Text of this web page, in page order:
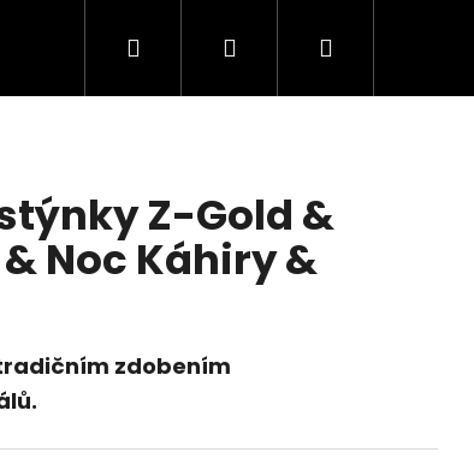
Recenze Galerie inspirací
Hledat PřihlášeníNákupní
Z-Gold &
Noc Káhiry &
zdobením